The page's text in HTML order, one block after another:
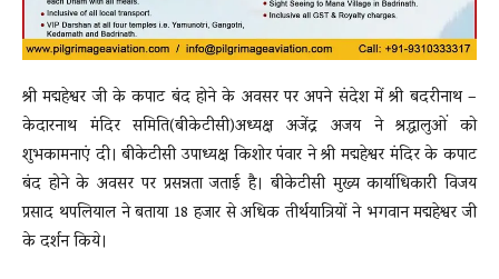
श्री मद्महेश्वर जी के कपाट बंद होने के अवसर पर अपने संदेश में श्री बदरीनाथ –
केदारनाथ मंदिर समिति(बीकेटीसी)अध्यक्ष अजेंद्र अजय ने श्रद्धालुओं को
शुभकामनाएं दी। बीकेटीसी उपाध्यक्ष किशोर पंवार ने श्री मद्महेश्वर मंदिर के कपाट
बंद होने के अवसर पर प्रसन्नता जताई है। बीकेटीसी मुख्य कार्याधिकारी विजय
प्रसाद थपलियाल ने बताया 18 हजार से अधिक तीर्थयात्रियों ने भगवान मद्महेश्वर जी
के दर्शन किये।